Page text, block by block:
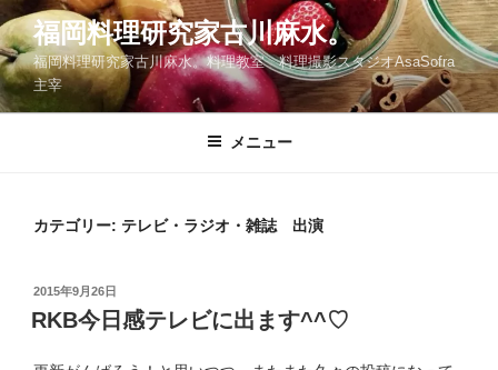
ン
テ
ン
ツ
福岡料理研究家古川麻水。
福岡料理研究家古川麻水。料理教室 料理撮影スタジオAsaSofra
主宰
メニュー
カテゴリー: テレビ・ラジオ・雑誌 出演
投
稿
日:
2015年9月26日
RKB今日感テレビに出ます^^♡